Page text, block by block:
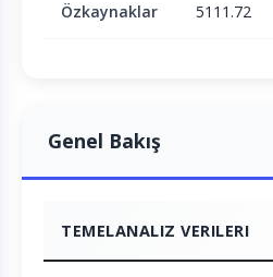
Özkaynaklar 5111.72
Genel Bakış
TEMELANALIZ VERILERI